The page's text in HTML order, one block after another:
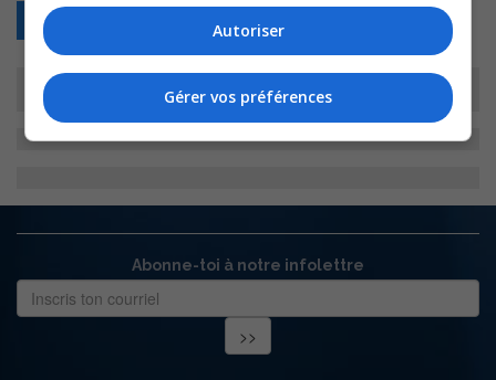
Abonne-toi à notre infolettre
Autoriser
Gérer vos préférences